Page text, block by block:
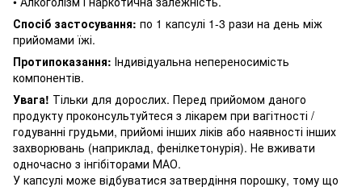
Спосіб застосування: по 1 капсулі 1-3 рази на день між
прийомами їжі.
Протипоказання: Індивідуальна непереносимість
компонентів.
Увага! Тільки для дорослих. Перед прийомом даного
продукту проконсультуйтеся з лікарем при вагітності /
годуванні грудьми, прийомі інших ліків або наявності інших
захворювань (наприклад, фенілкетонурія). Не вживати
одночасно з інгібіторами МАО.
У капсулі може відбуватися затвердіння порошку, тому що